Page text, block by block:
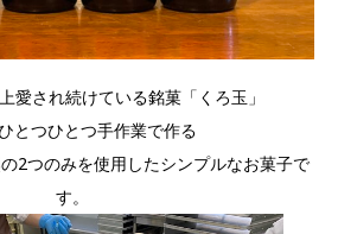
愛され続けている銘菓「くろ玉」
とつひとつ手作業で作る
2つのみを使用したシンプルなお菓子で
す。